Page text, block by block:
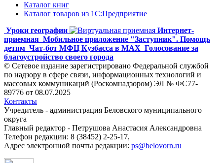
Каталог книг
Каталог товаров из 1С:Предприятие
Уроки географии
Интернет-
приемная Мобильное приложение "Заступник". Помощь
детям Чат-бот МФЦ Кузбасса в MAX Голосование за
благоустройство своего города
© Сетевое издание зарегистрировано Федеральной службой
по надзору в сфере связи, информационных технологий и
массовых коммуникаций (Роскомнадзором) ЭЛ № ФС77-
89776 от 08.07.2025
Контакты
Учредитель - администрация Беловского муниципального
округа
Главный редактор - Петрушова Анастасия Александровна
Телефон редакции: 8 (38452) 2-25-17,
Адрес электронной почты редакции: ps@belovorn.ru